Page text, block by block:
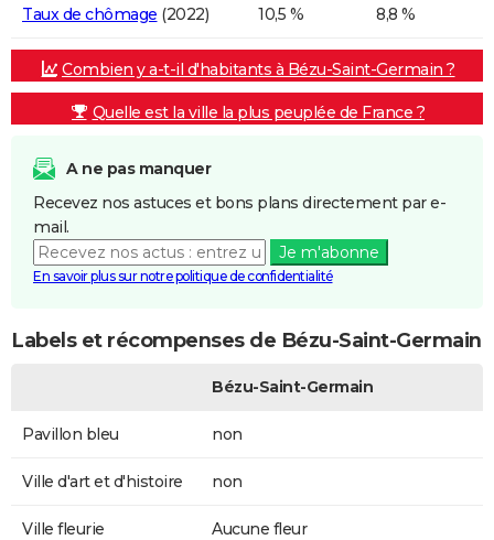
Taux de chômage (2022) 10,5 % 8,8 %
Combien y a-t-il d'habitants à Bézu-Saint-Germain ?
Quelle est la ville la plus peuplée de France ?
A ne pas manquer
Recevez nos astuces et bons plans directement par e-
mail.
Je m'abonne
En savoir plus sur notre politique de confidentialité
Labels et récompenses de Bézu-Saint-Germain
Bézu-Saint-Germain
Pavillon bleu non
Ville d'art et d'histoire non
Ville fleurie Aucune fleur